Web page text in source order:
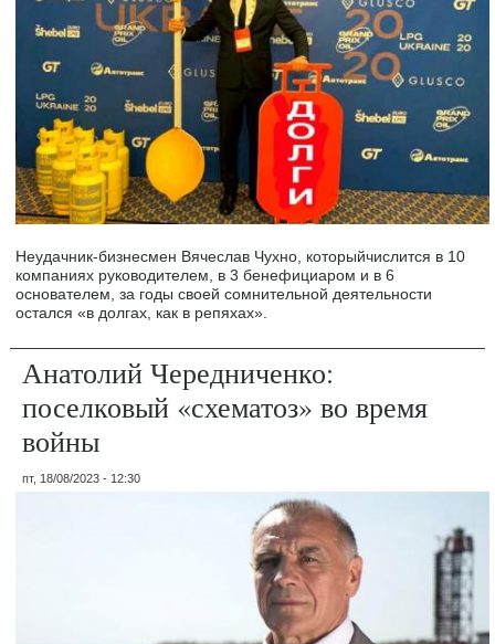
Неудачник-бизнесмен Вячеслав Чухно, которыйчислится в 10
компаниях руководителем, в 3 бенефициаром и в 6
основателем, за годы своей сомнительной деятельности
остался «в долгах, как в репяхах».
Анатолий Чередниченко:
поселковый «схематоз» во время
войны
пт, 18/08/2023 - 12:30